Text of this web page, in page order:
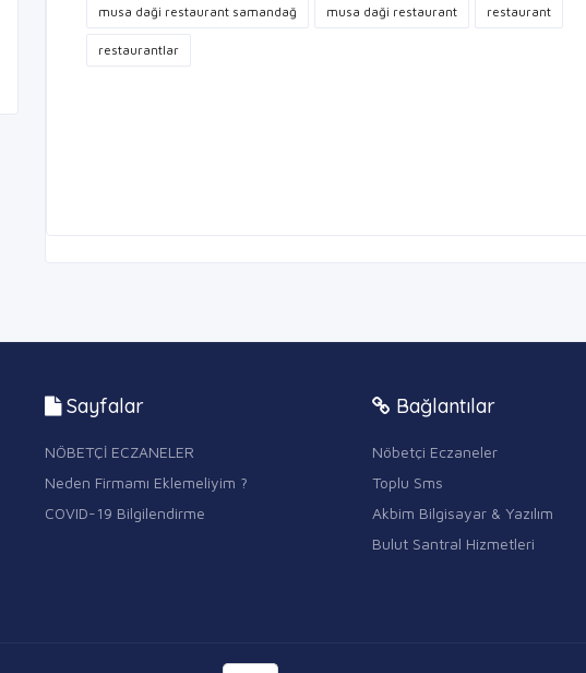
musa daği restaurant samandağ musa daği restaurant restaurant
restaurantlar
Sayfalar
NÖBETÇİ ECZANELER
Neden Firmamı Eklemeliyim ?
COVID-19 Bilgilendirme
Bağlantılar
Nöbetçi Eczaneler
Toplu Sms
Akbim Bilgisayar & Yazılım
Bulut Santral Hizmetleri